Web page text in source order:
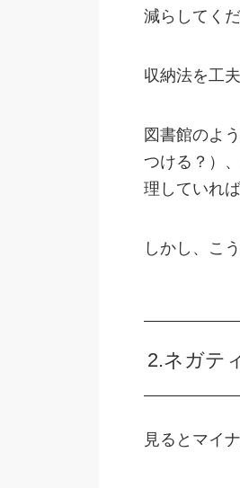
減らしてくだ
収納法を工
図書館のよ
つける？）
理していれ
しかし、こ
2.ネガテ
見るとマイ